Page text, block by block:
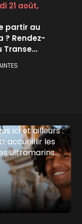
21 août,
partir au
? Rendez-
Transe
Festival
ici et ailleurs :
accueillir les
ultramarins
l'Hexagone